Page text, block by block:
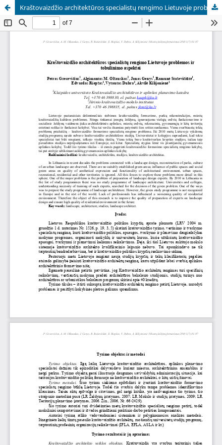
Kraštovaizdžio architektūros specialistų rengimo Lietuvoje problemos ir tobulinimo aspektai